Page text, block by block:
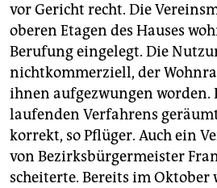
vor Gericht recht. Die
oberen Etagen des Hauses
Berufung eingelegt. Die
nichtkommerziell, der
ihnen aufgezwungen worden.
laufenden Verfahrens
korrekt, so Pflüger. Auch ein
von Bezirksbürgermeister
scheiterte. Bereits im Oktober